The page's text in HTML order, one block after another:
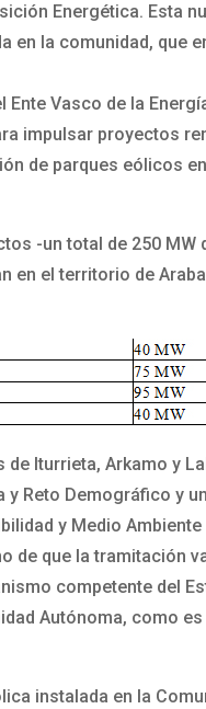
Energética. Esta
en la comunidad, que
Vasco de la
impulsar proyectos
de parques eólicos
-un total de 250 MW
en el territorio de
Iturrieta, Arkamo y
Reto Demográfico y
y Medio Ambiente
de que la tramitación
competente del
Autónoma, como
instalada en la